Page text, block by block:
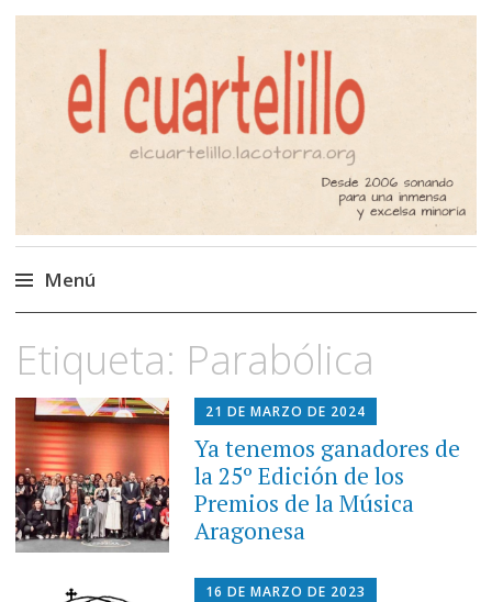
El Cuartelillo
Programa de radio de música
independiente. Podcast
Menú
al
contenido
Etiqueta: Parabólica
21 DE MARZO DE 2024
Ya tenemos ganadores de
la 25º Edición de los
Premios de la Música
Aragonesa
16 DE MARZO DE 2023